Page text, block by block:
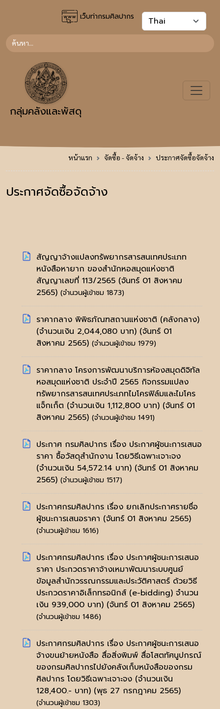
เว็บท่ากรมศิลปากร
กลุ่มคลังและพัสดุ
หน้าแรก จัดซื้อ - จัดจ้าง ประกาศจัดซื้อจัดจ้าง
ประกาศจัดซื้อจัดจ้าง
สัญญาจ้างแปลงทรัพยากรสารสนเทศประเภท
หนังสือหายาก ของสำนักหอสมุดแห่งชาติ
สัญญาเลขที่ 113/2565 (จันทร์ 01 สิงหาคม
2565) (จำนวนผู้เข้าชม 1873)
ราคากลาง พิพิธภัณฑสถานแห่งชาติ (คลังกลาง)
(จำนวนเงิน 2,044,080 บาท) (จันทร์ 01
สิงหาคม 2565) (จำนวนผู้เข้าชม 1979)
ราคากลาง โครงการพัฒนาบริการห้องสมุดดิจิทัล
หอสมุดแห่งชาติ ประจำปี 2565 กิจกรรมแปลง
ทรัพยากรสารสนเทศประเภทไมโครฟิล์มและไมโคร
แจ็กเก็ต (จำนวนเงิน 1,112,800 บาท) (จันทร์ 01
สิงหาคม 2565) (จำนวนผู้เข้าชม 1491)
ประกาศ กรมศิลปากร เรื่อง ประกาศผู้ชนะการเสนอ
ราคา ซื้อวัสดุสำนักงาน โดยวิธีเฉพาะเจาะจง
(จำนวนเงิน 54,572.14 บาท) (จันทร์ 01 สิงหาคม
2565) (จำนวนผู้เข้าชม 1517)
ประกาศกรมศิลปากร เรื่อง ยกเลิกประกาศรายชื่อ
ผู้ชนะการเสนอราคา (จันทร์ 01 สิงหาคม 2565)
(จำนวนผู้เข้าชม 1616)
ประกาศกรมศิลปากร เรื่อง ประกาศผู้ชนะการเสนอ
ราคา ประกวดราคาจ้างเหมาพัฒนาระบบศูนย์
ข้อมูลสำนักวรรณกรรมและประวัติศาสตร์ ด้วยวิธี
ประกวดราคาอิเล็กทรอนิกส์ (e-bidding) จำนวน
เงิน 939,000 บาท) (จันทร์ 01 สิงหาคม 2565)
(จำนวนผู้เข้าชม 1486)
ประกาศกรมศิลปากร เรื่อง ประกาศผู้ชนะการเสนอ
จ้างขนย้ายหนังสือ สื่อสิ่งพิมพ์ สื่อโสตทัศนูปกรณ์
ของกรมศิลปากรไปยังคลังเก็บหนังสือของกรม
ศิลปากร โดยวิธีเฉพาะเจาะจง (จำนวนเงิน
128,400.- บาท) (พุธ 27 กรกฎาคม 2565)
(จำนวนผู้เข้าชม 1303)